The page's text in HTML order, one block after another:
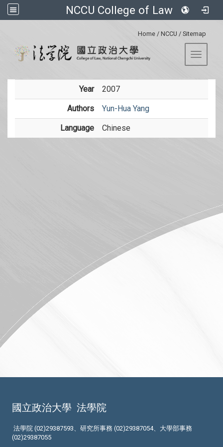
NCCU College of Law
Home / NCCU / Sitemap
Toggle
Year 2007
Authors Yun-Hua Yang
Language Chinese
國立政治大學 法學院
法學院 (02)29387593、研究所事務 (02)29387054、大學部事務
(02)29387055